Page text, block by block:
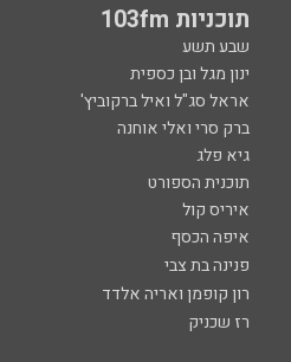
תוכניות 103fm
שבע תשע
ינון מגל ובן כספית
אראל סג"ל ואיל ברקוביץ'
ברק סרי ואלי אוחנה
גיא פלג
תוכנית הספורט
איריס קול
איפה הכסף
פנינה בת צבי
רון קופמן ואריה אלדד
רז שכניק